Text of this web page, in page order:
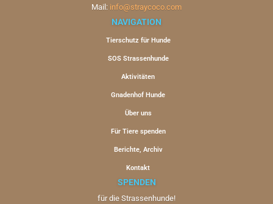
Mail: info@straycoco.com
NAVIGATION
Tierschutz für Hunde
SOS Strassenhunde
Aktivitäten
Gnadenhof Hunde
Über uns
Für Tiere spenden
Berichte, Archiv
Kontakt
SPENDEN
für die Strassenhunde!